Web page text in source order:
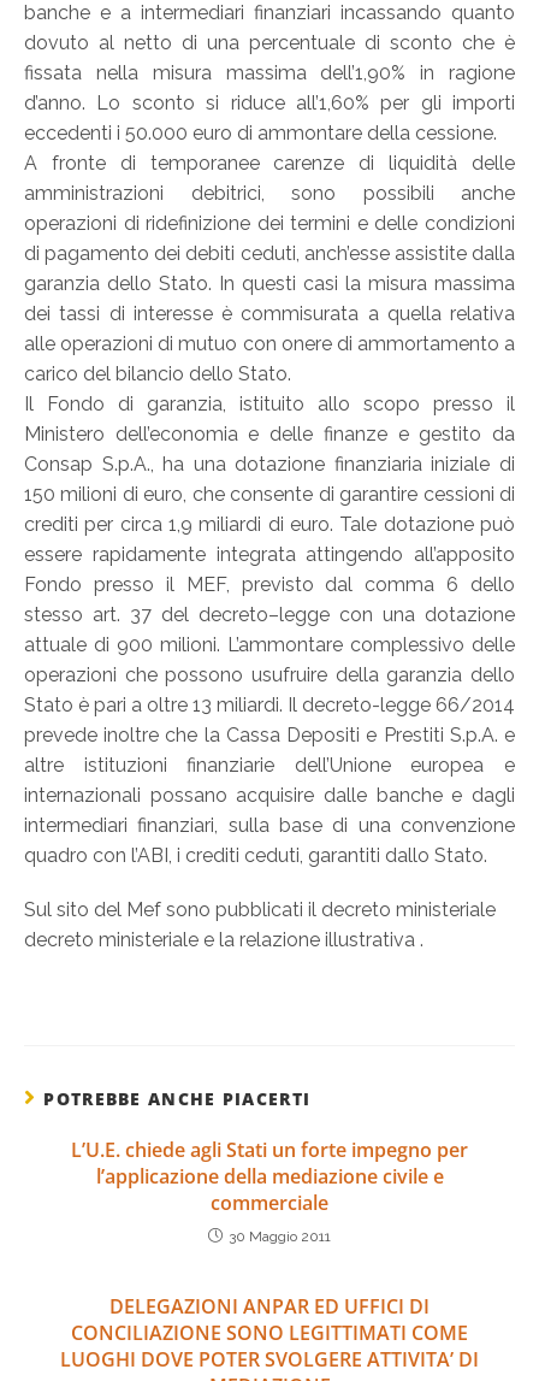
banche e a intermediari finanziari incassando quanto
dovuto al netto di una percentuale di sconto che è
fissata nella misura massima dell’1,90% in ragione
d’anno. Lo sconto si riduce all’1,60% per gli importi
eccedenti i 50.000 euro di ammontare della cessione.
A fronte di temporanee carenze di liquidità delle
amministrazioni debitrici, sono possibili anche
operazioni di ridefinizione dei termini e delle condizioni
di pagamento dei debiti ceduti, anch’esse assistite dalla
garanzia dello Stato. In questi casi la misura massima
dei tassi di interesse è commisurata a quella relativa
alle operazioni di mutuo con onere di ammortamento a
carico del bilancio dello Stato.
Il Fondo di garanzia, istituito allo scopo presso il
Ministero dell’economia e delle finanze e gestito da
Consap S.p.A., ha una dotazione finanziaria iniziale di
150 milioni di euro, che consente di garantire cessioni di
crediti per circa 1,9 miliardi di euro. Tale dotazione può
essere rapidamente integrata attingendo all’apposito
Fondo presso il MEF, previsto dal comma 6 dello
stesso art. 37 del decreto–legge con una dotazione
attuale di 900 milioni. L’ammontare complessivo delle
operazioni che possono usufruire della garanzia dello
Stato è pari a oltre 13 miliardi. Il decreto-legge 66/2014
prevede inoltre che la Cassa Depositi e Prestiti S.p.A. e
altre istituzioni finanziarie dell’Unione europea e
internazionali possano acquisire dalle banche e dagli
intermediari finanziari, sulla base di una convenzione
quadro con l’ABI, i crediti ceduti, garantiti dallo Stato.
Sul sito del Mef sono pubblicati il decreto ministeriale
decreto ministeriale e la relazione illustrativa .
POTREBBE ANCHE PIACERTI
L’U.E. chiede agli Stati un forte impegno per
l’applicazione della mediazione civile e
commerciale
30 Maggio 2011
DELEGAZIONI ANPAR ED UFFICI DI
CONCILIAZIONE SONO LEGITTIMATI COME
LUOGHI DOVE POTER SVOLGERE ATTIVITA’ DI